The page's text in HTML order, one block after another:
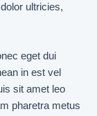
ultricies,
eget dui
in est vel
sit amet leo
pharetra metus